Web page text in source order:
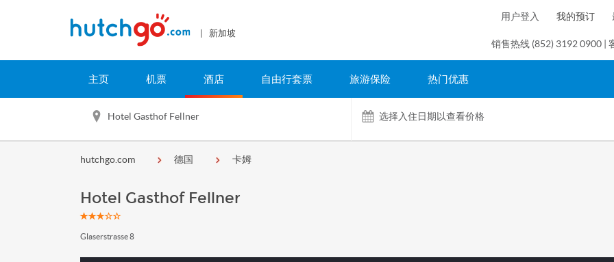
| 新加坡
用户登入 我的预订
销售热线 (852) 3192 0900 |
主页 机票 酒店 自由行套票 旅游保险 热门优惠
Hotel Gasthof Fellner 选择入住日期以查看价格
hutchgo.com 德国 卡姆
Hotel Gasthof Fellner
Glaserstrasse 8